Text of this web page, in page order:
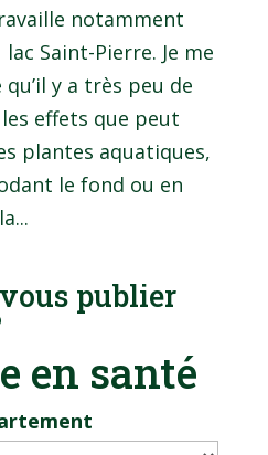
notamment
Saint-Pierre. Je me
y a très peu de
effets que peut
plantes aquatiques,
le fond ou en
publier
en santé